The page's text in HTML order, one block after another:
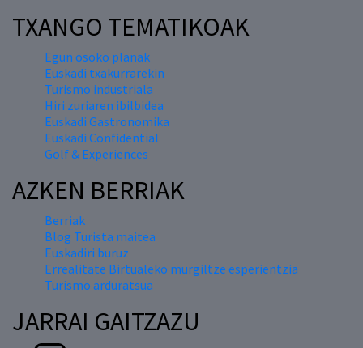
TXANGO TEMATIKOAK
Egun osoko planak
Euskadi txakurrarekin
Turismo industriala
Hiri zuriaren ibilbidea
Euskadi Gastronomika
Euskadi Confidential
Golf & Experiences
AZKEN BERRIAK
Berriak
Blog Turista maitea
Euskadiri buruz
Errealitate Birtualeko murgiltze esperientzia
Turismo arduratsua
JARRAI GAITZAZU